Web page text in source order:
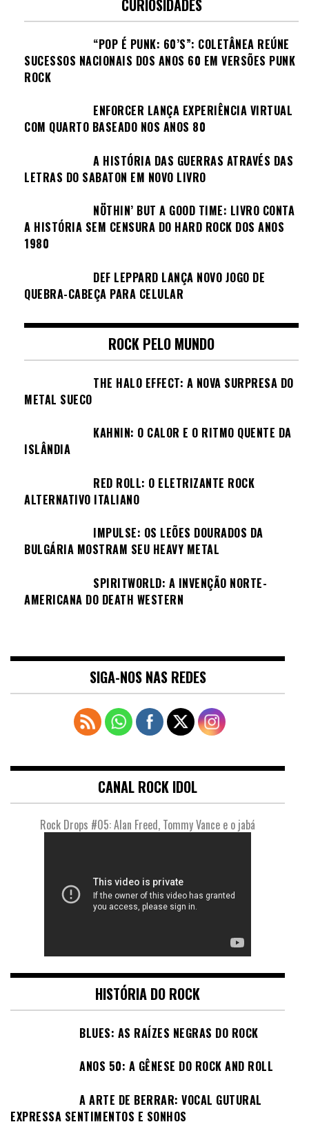
CURIOSIDADES
“POP É PUNK: 60’S”: COLETÂNEA REÚNE
SUCESSOS NACIONAIS DOS ANOS 60 EM VERSÕES PUNK
ROCK
ENFORCER LANÇA EXPERIÊNCIA VIRTUAL
COM QUARTO BASEADO NOS ANOS 80
A HISTÓRIA DAS GUERRAS ATRAVÉS DAS
LETRAS DO SABATON EM NOVO LIVRO
NÖTHIN’ BUT A GOOD TIME: LIVRO CONTA
A HISTÓRIA SEM CENSURA DO HARD ROCK DOS ANOS
1980
DEF LEPPARD LANÇA NOVO JOGO DE
QUEBRA-CABEÇA PARA CELULAR
ROCK PELO MUNDO
THE HALO EFFECT: A NOVA SURPRESA DO
METAL SUECO
KAHNIN: O CALOR E O RITMO QUENTE DA
ISLÂNDIA
RED ROLL: O ELETRIZANTE ROCK
ALTERNATIVO ITALIANO
IMPULSE: OS LEÕES DOURADOS DA
BULGÁRIA MOSTRAM SEU HEAVY METAL
SPIRITWORLD: A INVENÇÃO NORTE-
AMERICANA DO DEATH WESTERN
SIGA-NOS NAS REDES
CANAL ROCK IDOL
Rock Drops #05: Alan Freed, Tommy Vance e o jabá
HISTÓRIA DO ROCK
BLUES: AS RAÍZES NEGRAS DO ROCK
ANOS 50: A GÊNESE DO ROCK AND ROLL
A ARTE DE BERRAR: VOCAL GUTURAL
EXPRESSA SENTIMENTOS E SONHOS